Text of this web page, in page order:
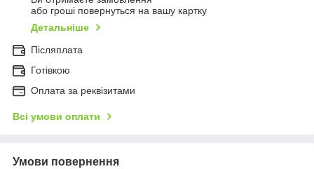
або гроші повернуться на вашу картку
Детальніше
Післяплата
Готівкою
Оплата за реквізитами
Всі умови оплати
Умови повернення